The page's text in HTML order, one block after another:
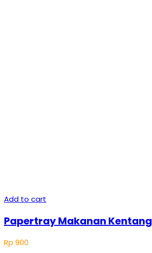
Add to cart
Papertray Makanan Kentang
Rp 900